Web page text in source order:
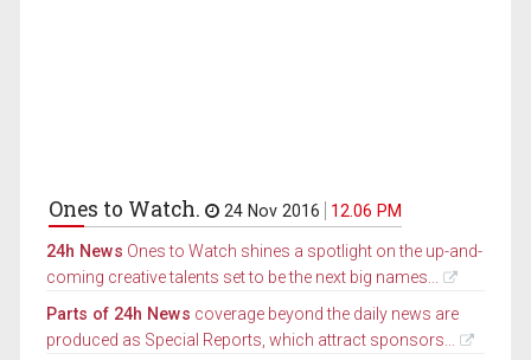
Ones to Watch. 24 Nov 2016 12.06 PM
24h News Ones to Watch shines a spotlight on the up-and-
coming creative talents set to be the next big names...
Parts of 24h News coverage beyond the daily news are
produced as Special Reports, which attract sponsors...